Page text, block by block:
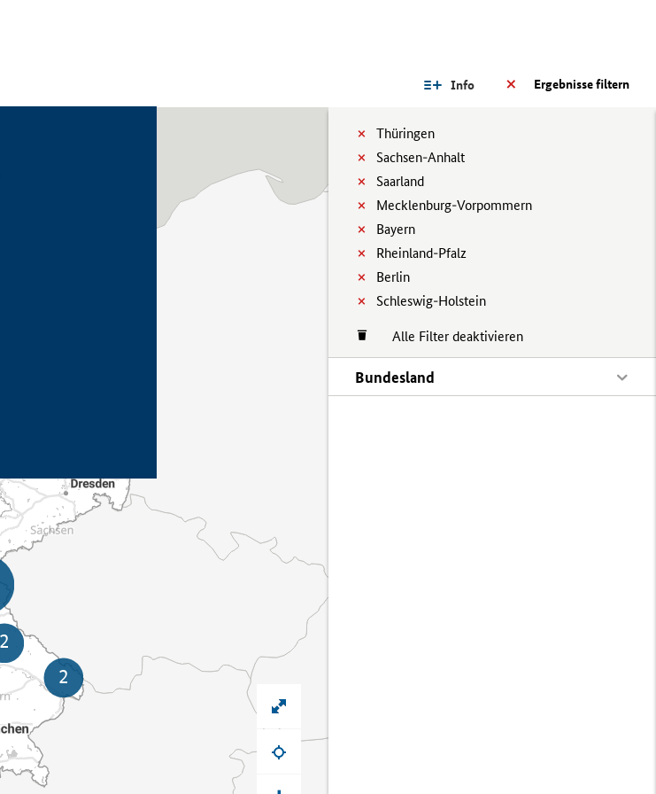
Ergebnisse filtern
Info
Thüringen
Sachsen-Anhalt
Saarland
Mecklenburg-Vorpommern
Bayern
Rheinland-Pfalz
Berlin
Schleswig-Holstein
Alle Filter deaktivieren
Bundesland